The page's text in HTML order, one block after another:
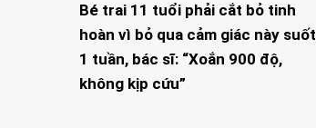
Bé trai 11 tuổi phải cắt bỏ tinh
hoàn vì bỏ qua cảm giác này suốt
1 tuần, bác sĩ: “Xoắn 900 độ,
không kịp cứu”